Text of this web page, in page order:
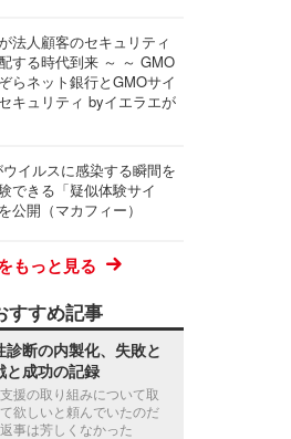
法人顧客のセキュリティ
する時代到来 ～ ～ GMO
らネット銀行とGMOサイ
キュリティ byイエラエが
ウイルスに感染する瞬間を
できる「疑似体験サイ
公開（マカフィー）
もっと見る
すすめ記事
診断の内製化、失敗と
と成功の記録
援の取り組みについて取
欲しいと頼んでいたのだ
事は芳しくなかった